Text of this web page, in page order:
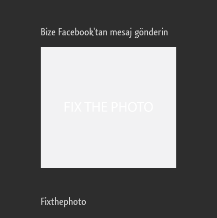
Bize Facebook'tan mesaj gönderin
Fixthephoto